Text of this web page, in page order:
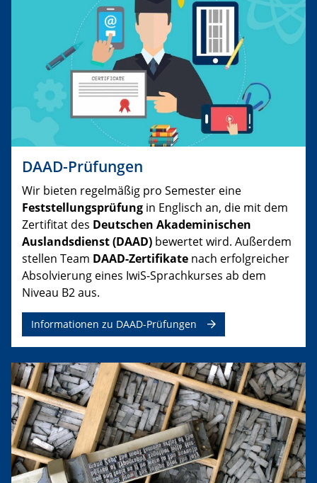
DAAD-Prüfungen
Wir bieten regelmäßig pro Semester eine
Feststellungsprüfung in Englisch an, die mit dem
Zertifitat des Deutschen Akademinischen
Auslandsdienst (DAAD) bewertet wird. Außerdem
stellen Team DAAD-Zertifikate nach erfolgreicher
Absolvierung eines IwiS-Sprachkurses ab dem
Niveau B2 aus.
Informationen zu DAAD-Prüfungen